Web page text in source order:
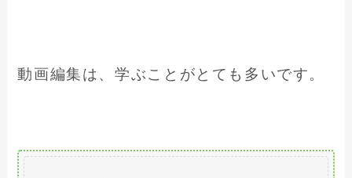
動画編集は、学ぶことがとても多いです。